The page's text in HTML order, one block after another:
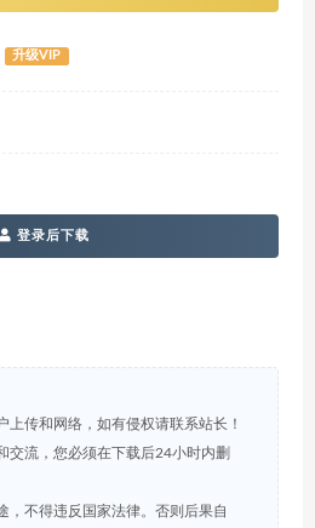
升级VIP
登录后下载
上传和网络，如有侵权请联系站长！
交流，您必须在下载后24小时内删
，不得违反国家法律。否则后果自